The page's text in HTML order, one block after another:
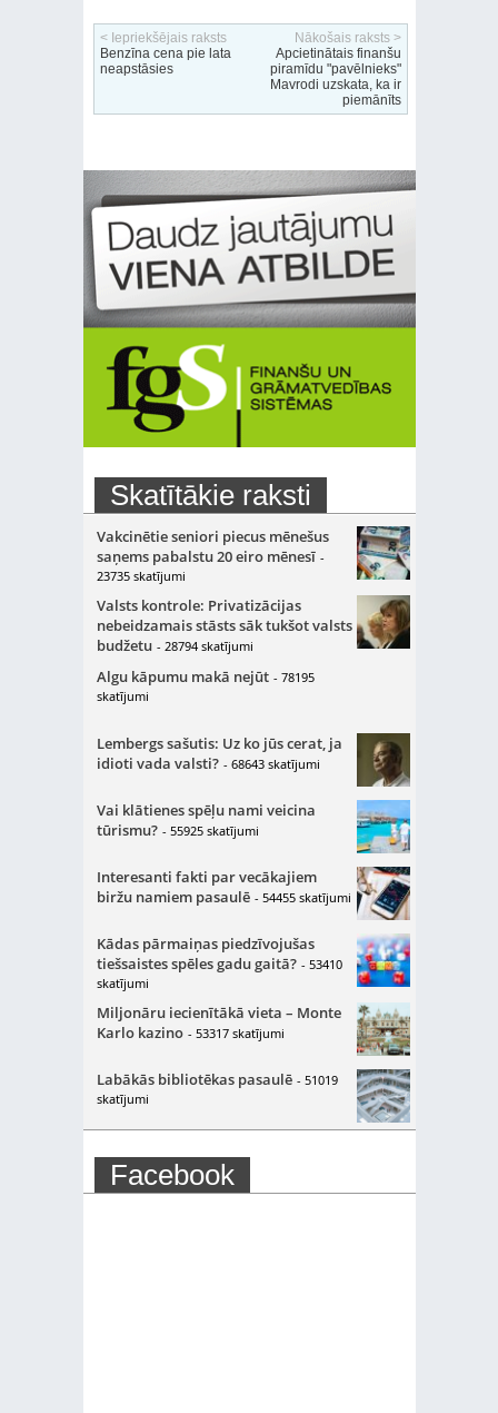
< Iepriekšējais raksts
Benzīna cena pie lata
neapstāsies
Nākošais raksts >
Apcietinātais finanšu
piramīdu "pavēlnieks"
Mavrodi uzskata, ka ir
piemānīts
Skatītākie raksti
Vakcinētie seniori piecus mēnešus
saņems pabalstu 20 eiro mēnesī -
23735 skatījumi
Valsts kontrole: Privatizācijas
nebeidzamais stāsts sāk tukšot valsts
budžetu - 28794 skatījumi
Algu kāpumu makā nejūt - 78195
skatījumi
Lembergs sašutis: Uz ko jūs cerat, ja
idioti vada valsti? - 68643 skatījumi
Vai klātienes spēļu nami veicina
tūrismu? - 55925 skatījumi
Interesanti fakti par vecākajiem
biržu namiem pasaulē - 54455 skatījumi
Kādas pārmaiņas piedzīvojušas
tiešsaistes spēles gadu gaitā? - 53410
skatījumi
Miljonāru iecienītākā vieta – Monte
Karlo kazino - 53317 skatījumi
Labākās bibliotēkas pasaulē - 51019
skatījumi
Facebook